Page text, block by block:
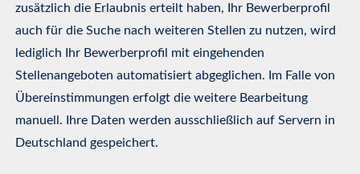
zusätzlich die Erlaubnis erteilt haben, Ihr Bewerberprofil
auch für die Suche nach weiteren Stellen zu nutzen, wird
lediglich Ihr Bewerberprofil mit eingehenden
Stellenangeboten automatisiert abgeglichen. Im Falle von
Übereinstimmungen erfolgt die weitere Bearbeitung
manuell. Ihre Daten werden ausschließlich auf Servern in
Deutschland gespeichert.